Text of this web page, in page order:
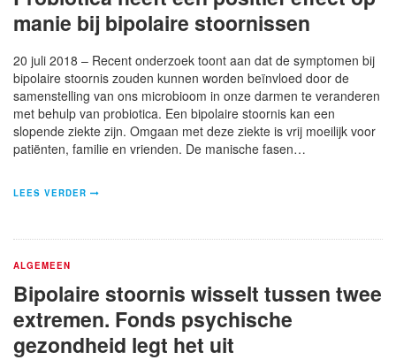
manie bij bipolaire stoornissen
20 juli 2018 – Recent onderzoek toont aan dat de symptomen bij
bipolaire stoornis zouden kunnen worden beïnvloed door de
samenstelling van ons microbioom in onze darmen te veranderen
met behulp van probiotica. Een bipolaire stoornis kan een
slopende ziekte zijn. Omgaan met deze ziekte is vrij moeilijk voor
patiënten, familie en vrienden. De manische fasen…
LEES VERDER
ALGEMEEN
Bipolaire stoornis wisselt tussen twee
extremen. Fonds psychische
gezondheid legt het uit